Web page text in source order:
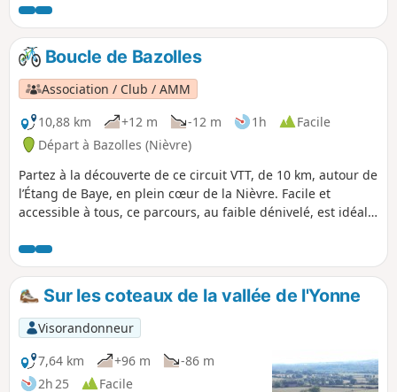
des 16 écluses, et vous fait pédaler au fil du paisible Canal
du Nivernais. Facile et ouvert à tous, ce circuit se distingue
par la diversité de ses paysages : chemins agricoles,
sentiers forestiers ou pistes cyclables, chacun y trouve son
terrain de jeu préféré. Avec un dénivelé modéré de 140
mètres, un peu de forme est utile, mais rien
d’insurmontable pour les amateurs de balades sportives.
C'est la sortie idéale pour allier plaisir du vélo, découverte
du patrimoine nivernais, et bol d’air en pleine nature !
Boucle de Bazolles
Association / Club / AMM
10,88 km
+12 m -12 m 1h
Facile
Départ à Bazolles (Nièvre)
Partez à la découverte de ce circuit VTT, de 10 km, autour de
l’Étang de Baye, en plein cœur de la Nièvre. Facile et
accessible à tous, ce parcours, au faible dénivelé, est idéal
une balade détente. Entre chemins boisés, rives paisibles et
écosystèmes variés offrant de magnifiques panoramas sur
l’étang, vous profiterez d’un cadre naturel ressourçant. Une
boucle parfaite pour allier plaisir du vélo et découverte des
paysages préservés du Morvan !
Sur les coteaux de la vallée de l'Yonne
Visorandonneur
7,64 km
+96 m
-86 m
2h 25
Facile